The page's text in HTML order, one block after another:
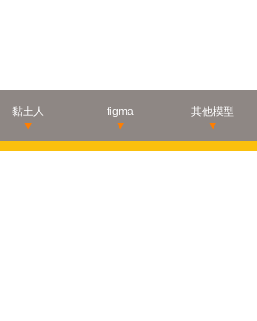
黏土人 figma 其他模型